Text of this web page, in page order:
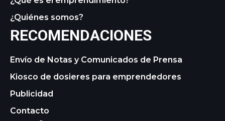
¿Quiénes somos?
RECOMENDACIONES
Envío de Notas y Comunicados de Prensa
Kiosco de dosieres para emprendedores
Publicidad
Contacto